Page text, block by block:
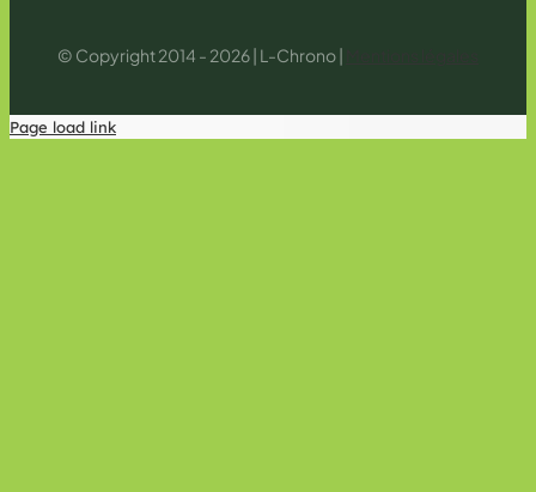
© Copyright 2014 - 2026 | L-Chrono |
Page load link